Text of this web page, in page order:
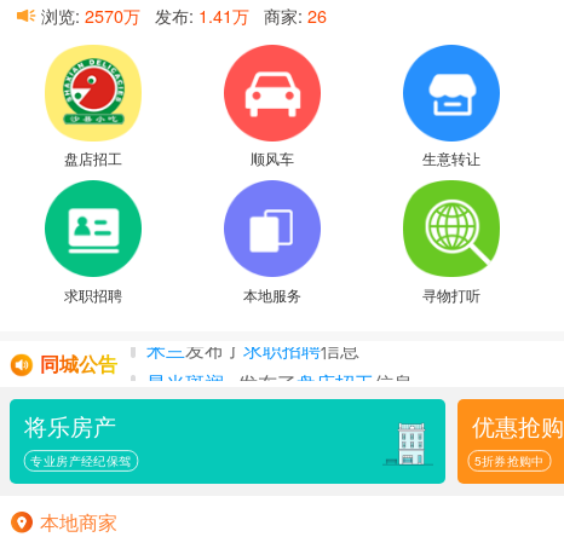
浏览: 2570万 发布: 1.41万 商家: 26
盘店招工 顺风车 生意转让
求职招聘 本地服务 寻物打听
同城公告 星光斑斓... 发布了盘店招工
焱发布了求职招聘信息
将乐房产
专业房产经纪保驾
优惠抢购
5折券抢购中
本地商家